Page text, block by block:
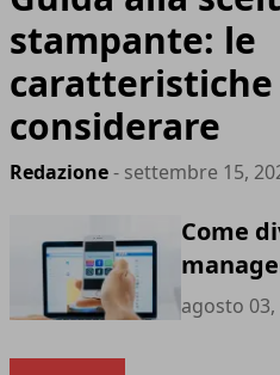
stampante: le
caratteristiche
considerare
Redazione- settembre 15,
Come
agosto 03,